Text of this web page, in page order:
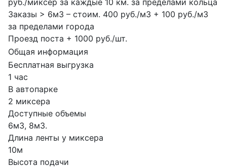
Заказы > 6м3 – стоим. 400 руб./м3 + 100 руб./м3
за пределами города
Проезд поста + 1000 руб./шт.
Общая информация
Бесплатная выгрузка
1 час
В автопарке
2 миксера
Доступные объемы
6м3, 8м3.
Длина ленты у миксера
10м
Высота подачи